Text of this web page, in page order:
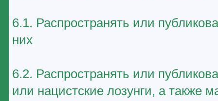
6.1. Распространять или
них
6.2. Распространять или
или нацистские лозунги, а также